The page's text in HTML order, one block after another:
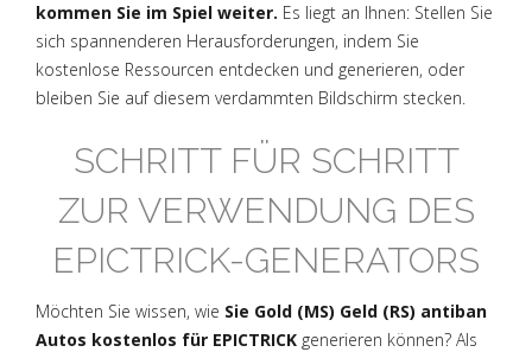
kommen Sie im Spiel weiter. Es liegt an Ihnen: Stellen Sie
sich spannenderen Herausforderungen, indem Sie
kostenlose Ressourcen entdecken und generieren, oder
bleiben Sie auf diesem verdammten Bildschirm stecken.
SCHRITT FÜR SCHRITT
ZUR VERWENDUNG DES
EPICTRICK-GENERATORS
Möchten Sie wissen, wie Sie Gold (MS) Geld (RS) antiban
Autos kostenlos für EPICTRICK generieren können? Als